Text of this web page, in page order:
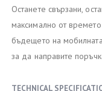
Останете свързани,
максимално от
бъдещето на
за да направите
TECHNICAL